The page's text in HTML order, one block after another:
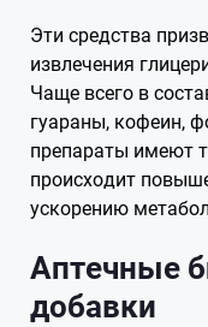
Эти средства
извлечения
Чаще всего в
гуараны, кофеин,
препараты имеют
происходит
ускорению
Аптечные
добавки